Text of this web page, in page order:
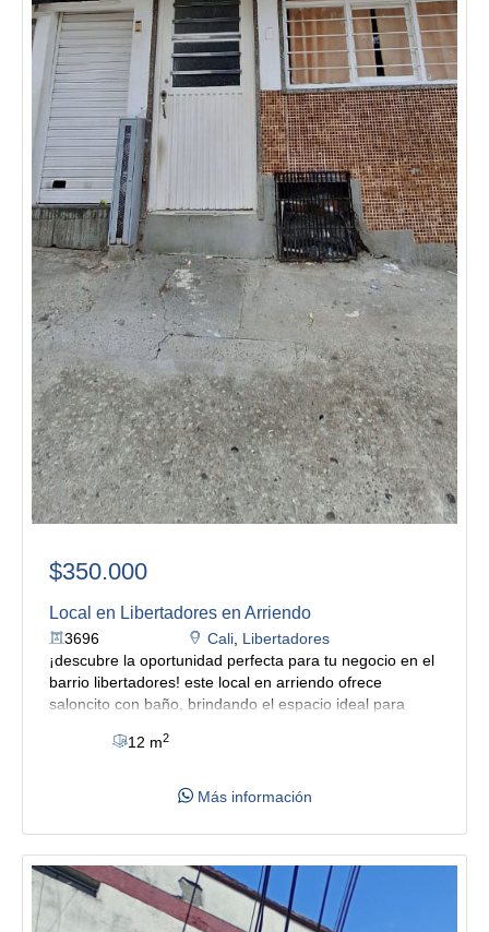
$350.000
Local en Libertadores en Arriendo
3696 Cali Libertadores
¡descubre la oportunidad perfecta para tu negocio en el
barrio libertadores! este local en arriendo ofrece
saloncito con baño, brindando el espacio ideal para
ubicación frente al reconocido colegio la normal
un flujo constante de potenciales clientes. además, con
fácil acceso a tu negocio, lo que impulsará aún más tu
éxito comercial.no dejes pasar esta oportunidad única
para establecer tu negocio en un área de alto tráfico y
crecimiento en la ciudad. ¡contáctanos ahora para más
detalles y agenda una visita!
12 m2
Más información